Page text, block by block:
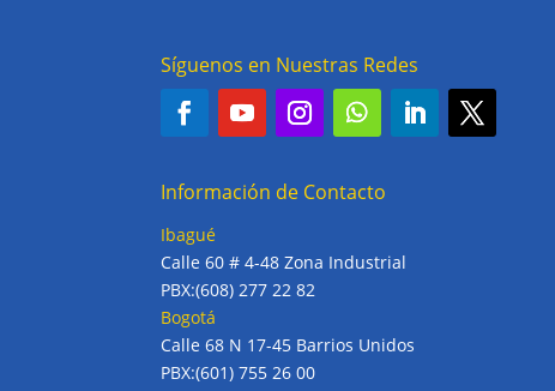
Síguenos en Nuestras Redes
Información de Contacto
Ibagué
Calle 60 # 4-48 Zona Industrial
PBX:(608) 277 22 82
Bogotá
Calle 68 N 17-45 Barrios Unidos
PBX:(601) 755 26 00